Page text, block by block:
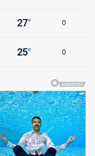
27° 0
25° 0